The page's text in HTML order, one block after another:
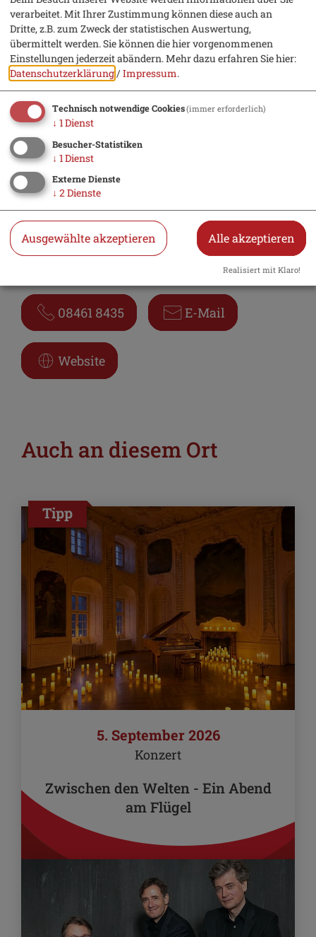
Ja Immer
Treffpunkt: Schlosshof
Bistumshaus Schloss Hirschberg
Hirschberg 70
92339 Beilngries
Kontakt
Touristikverband Beilngries e.V.
Hauptstr. 14
08461 8435 E-Mail
Website
Auch an diesem Ort
Tipp
5. September 2026
Konzert
Zwischen den Welten - Ein Abend
am Flügel
verarbeitet. Mit Ihrer Zustimmung können diese auch an
Dritte, z.B. zum Zweck der statistischen Auswertung,
übermittelt werden. Sie können die hier vorgenommenen
Einstellungen jederzeit abändern.Mehr dazu erfahren Sie hier:
Datenschutzerklärung/Impressum.
Technisch notwendige Cookies(immer erforderlich)
↓ 1 Dienst
Besucher-Statistiken
↓ 1 Dienst
Externe Dienste
↓ 2Dienste
Ausgewählte akzeptieren Alle akzeptieren
Realisiert mit Klaro!